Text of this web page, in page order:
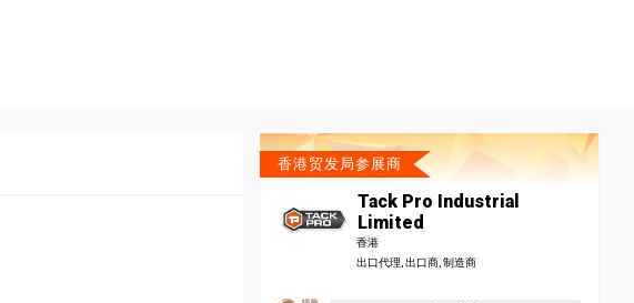
香港贸发局参展商
Tack Pro Industrial
Limited
香港
出口代理, 出口商, 制造商